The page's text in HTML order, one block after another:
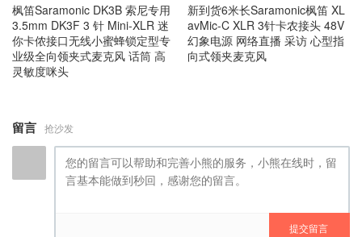
枫笛Saramonic DK3B 索尼专用
3.5mm DK3F 3 针 Mini-XLR 迷
你卡侬接口无线小蜜蜂锁定型专
业级全向领夹式麦克风 话筒 高
灵敏度咪头
新到货6米长Saramonic枫笛 XL
avMic-C XLR 3针卡农接头 48V
幻象电源 网络直播 采访 心型指
向式领夹麦克风
留言 抢沙发
提交留言